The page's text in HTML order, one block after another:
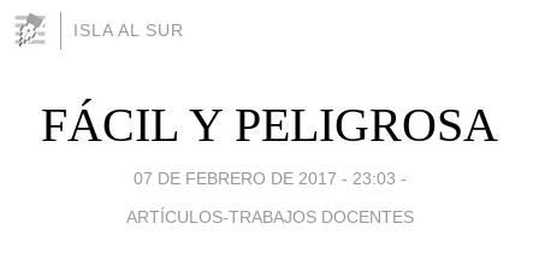
ISLA AL SUR
FÁCIL Y PELIGROSA
07 DE FEBRERO DE 2017 - 23:03 -
ARTÍCULOS-TRABAJOS DOCENTES